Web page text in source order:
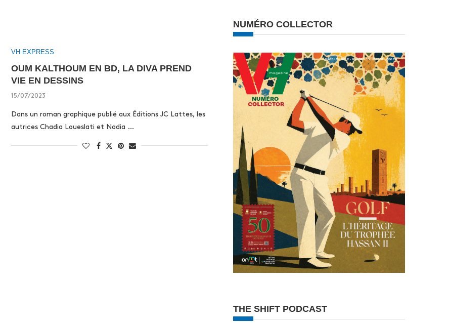
VH EXPRESS
OUM KALTHOUM EN BD, LA DIVA PREND
VIE EN DESSINS
15/07/2023
Dans un roman graphique publié aux Éditions JC Lattes, les
autrices Chadia Loueslati et Nadia …
NUMÉRO COLLECTOR
THE SHIFT PODCAST